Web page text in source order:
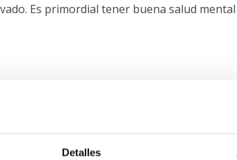
Detalles
Es primordial tener buena salud
los recursos para